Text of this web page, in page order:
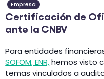
Empresa
Certificación de
ante la CNBV
Para entidades
SOFOM, ENR,hemos visto
temas vinculados a